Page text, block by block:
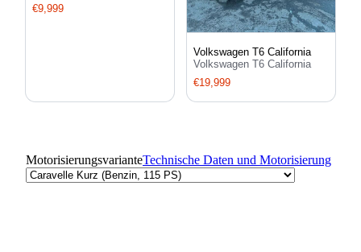
€9,999
Volkswagen T6 California
Volkswagen T6 California
€19,999
MotorisierungsvarianteTechnische Daten und Motorisierung